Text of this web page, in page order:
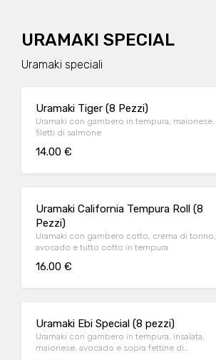
URAMAKI SPECIAL
Uramaki speciali
Uramaki Tiger (8 Pezzi)
Uramaki con gambero in tempura, maionese,
filetti di salmone
14.00 €
Uramaki California Tempura Roll (8
Pezzi)
Uramaki con gambero cotto, crema di tonno,
avocado e tutto cotto in tempura
16.00 €
Uramaki Ebi Special (8 pezzi)
Uramaki con gambero in tempura, insalata,
maionese, avocado e sopra fettine di